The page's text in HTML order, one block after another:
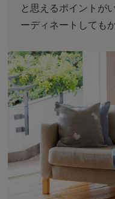
と思えるポイントが
ーディネートしても